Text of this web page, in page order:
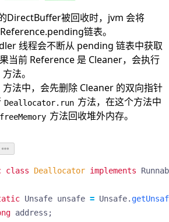
DirectBuffer被回收时，jvm 会将
链表。
线程会不断从 pending 链表中获取
当前 Reference 是 Cleaner，会执行
方法。
方法中，会先删除 Cleaner 的双向指针
Deallocator.run 方法，在这个方法中
方法回收堆外内存。
class Deallocator implements
Unsafe unsafe = Unsafe.
address ;